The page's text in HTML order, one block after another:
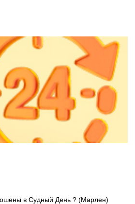
в Судный День ? (Марлен)